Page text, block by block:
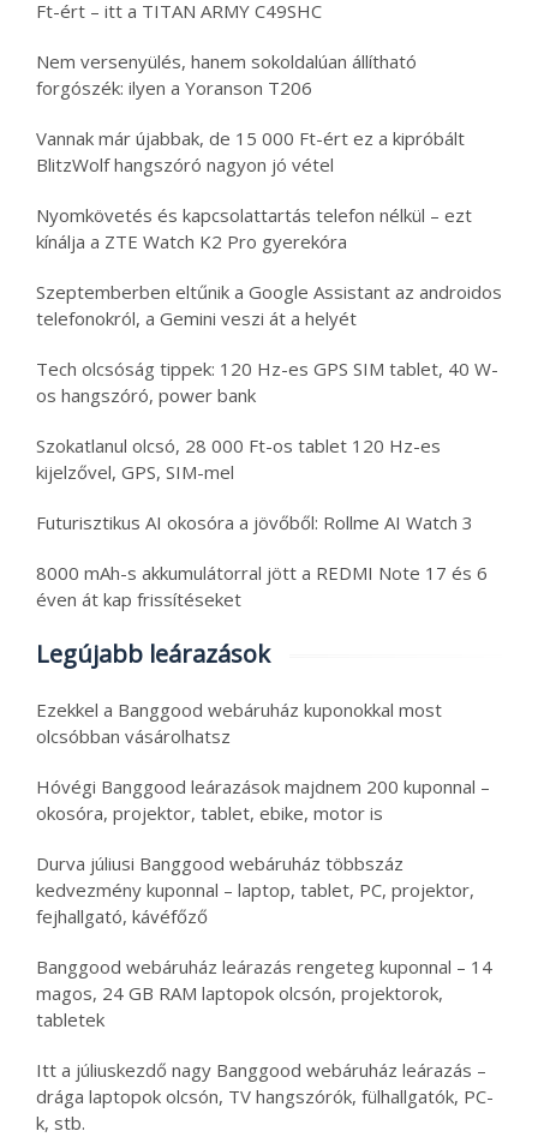
Ft-ért – itt a TITAN ARMY C49SHC
Nem versenyülés, hanem sokoldalúan állítható
forgószék: ilyen a Yoranson T206
Vannak már újabbak, de 15 000 Ft-ért ez a kipróbált
BlitzWolf hangszóró nagyon jó vétel
Nyomkövetés és kapcsolattartás telefon nélkül – ezt
kínálja a ZTE Watch K2 Pro gyerekóra
Szeptemberben eltűnik a Google Assistant az androidos
telefonokról, a Gemini veszi át a helyét
Tech olcsóság tippek: 120 Hz-es GPS SIM tablet, 40 W-
os hangszóró, power bank
Szokatlanul olcsó, 28 000 Ft-os tablet 120 Hz-es
kijelzővel, GPS, SIM-mel
Futurisztikus AI okosóra a jövőből: Rollme AI Watch 3
8000 mAh-s akkumulátorral jött a REDMI Note 17 és 6
éven át kap frissítéseket
Legújabb leárazások
Ezekkel a Banggood webáruház kuponokkal most
olcsóbban vásárolhatsz
Hóvégi Banggood leárazások majdnem 200 kuponnal –
okosóra, projektor, tablet, ebike, motor is
Durva júliusi Banggood webáruház többszáz
kedvezmény kuponnal – laptop, tablet, PC, projektor,
fejhallgató, kávéfőző
Banggood webáruház leárazás rengeteg kuponnal – 14
magos, 24 GB RAM laptopok olcsón, projektorok,
tabletek
Itt a júliuskezdő nagy Banggood webáruház leárazás –
drága laptopok olcsón, TV hangszórók, fülhallgatók, PC-
k, stb.